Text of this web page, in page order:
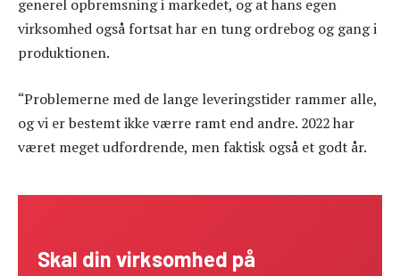
generel opbremsning i markedet, og at hans egen
virksomhed også fortsat har en tung ordrebog og gang i
produktionen.
“Problemerne med de lange leveringstider rammer alle,
og vi er bestemt ikke værre ramt end andre. 2022 har
været meget udfordrende, men faktisk også et godt år.
Skal din virksomhed på